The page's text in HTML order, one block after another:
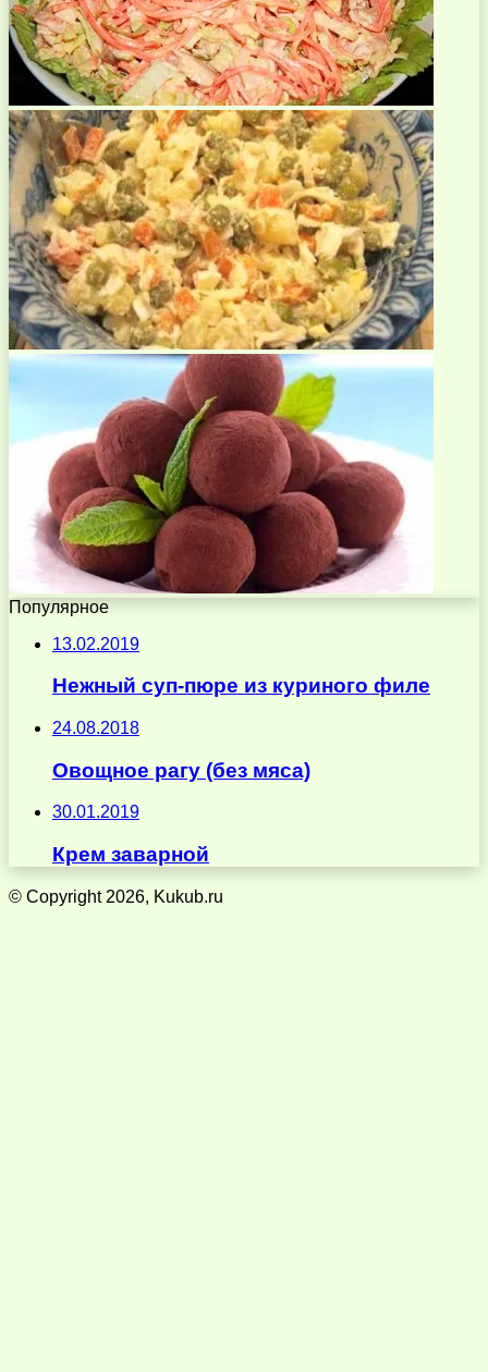
Популярное
13.02.2019
Нежный суп-пюре из куриного филе
24.08.2018
Овощное рагу (без мяса)
30.01.2019
Крем заварной
© Copyright 2026, Kukub.ru